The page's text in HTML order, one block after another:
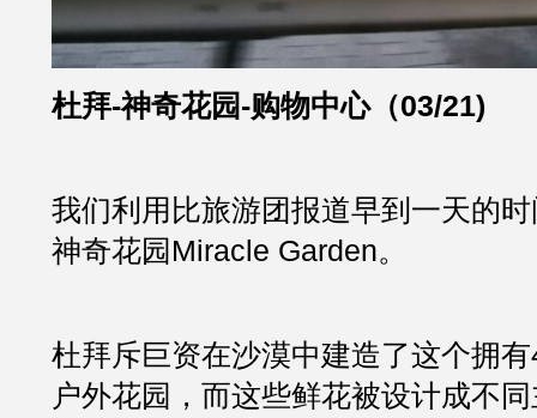
杜拜-神奇花园-购物中心（03/21)
我们利用比旅游团报道早到一天的
神奇花园Miracle Garden。
杜拜斥巨资在沙漠中建造了这个拥
户外花园，而这些鲜花被设计成不